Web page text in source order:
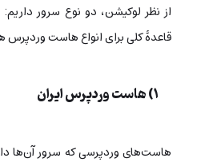
از نظر لوکیشن، دو نوع سرور
قاعدۀ کلی برای انواع هاست
هاست‌های وردپرسی که سرور آن‌ها